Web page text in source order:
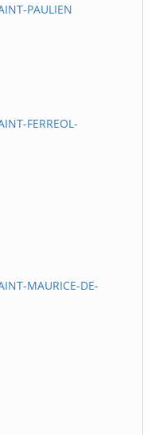
PAULIEN
FERREOL-
MAURICE-DE-